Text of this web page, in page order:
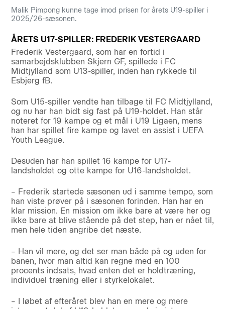
Malik Pimpong kunne tage imod prisen for årets U19-spiller i
2025/26-sæsonen.
ÅRETS U17-SPILLER: FREDERIK VESTERGAARD
Frederik Vestergaard, som har en fortid i
samarbejdsklubben Skjern GF, spillede i FC
Midtjylland som U13-spiller, inden han rykkede til
Esbjerg fB.
Som U15-spiller vendte han tilbage til FC Midtjylland,
og nu har han bidt sig fast på U19-holdet. Han står
noteret for 19 kampe og et mål i U19 Ligaen, mens
han har spillet fire kampe og lavet en assist i UEFA
Youth League.
Desuden har han spillet 16 kampe for U17-
landsholdet og otte kampe for U16-landsholdet.
– Frederik startede sæsonen ud i samme tempo, som
han viste prøver på i sæsonen forinden. Han har en
klar mission. En mission om ikke bare at være her og
ikke bare at blive stående på det step, han er nået til,
men hele tiden angribe det næste.
– Han vil mere, og det ser man både på og uden for
banen, hvor man altid kan regne med en 100
procents indsats, hvad enten det er holdtræning,
individuel træning eller i styrkelokalet.
– I løbet af efteråret blev han en mere og mere